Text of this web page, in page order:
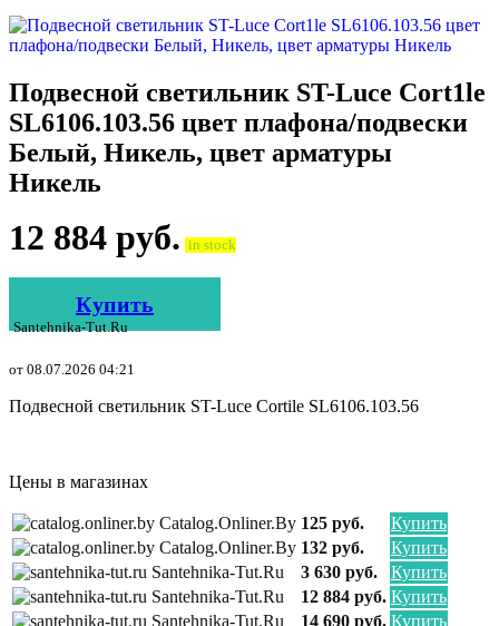
Подвесной светильник ST-Luce Cort1le
SL6106.103.56 цвет плафона/подвески
Белый, Никель, цвет арматуры
Никель
12 884 руб. in stock
Купить
Santehnika-Tut.ru
от 08.07.2026 04:21
Подвесной светильник ST-Luce Cortile SL6106.103.56
Цены в магазинах
Catalog.onliner.by 125 руб.
Купить
Catalog.onliner.by 132 руб.
Купить
Santehnika-Tut.ru
3 630 руб.
Купить
Santehnika-Tut.ru
12 884 руб. Купить
Santehnika-Tut.ru
14 690 руб. Купить